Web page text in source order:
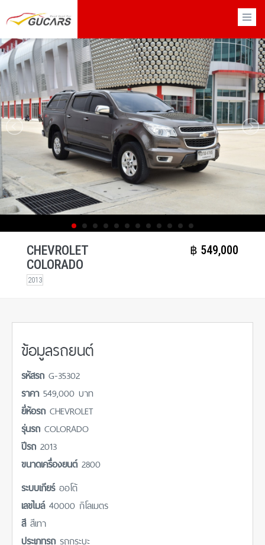
×
CHEVROLET
COLORADO
2013
฿​ 549,000
ข้อมูลรถยนต์
รหัสรถ G-35302
ราคา 549,000 บาท
ยี่ห้อรถ CHEVROLET
รุ่นรถ COLORADO
ปีรถ 2013
ขนาดเครื่องยนต์ 2800
ระบบเกียร์ ออโต้
เลขไมล์ 40000 กิโลเมตร
สี สีเทา
ประเภทรถ รถกระบะ